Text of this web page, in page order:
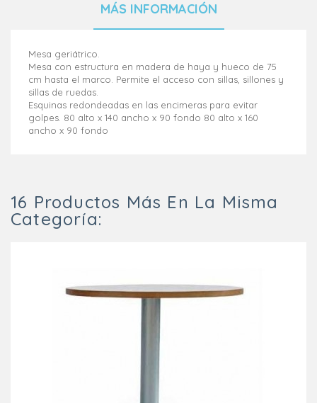
MÁS INFORMACIÓN
Mesa geriátrico.
Mesa con estructura en madera de haya y hueco de 75
cm hasta el marco. Permite el acceso con sillas, sillones y
sillas de ruedas.
Esquinas redondeadas en las encimeras para evitar
golpes. 80 alto x 140 ancho x 90 fondo 80 alto x 160
ancho x 90 fondo
16 Productos Más En La Misma
Categoría: